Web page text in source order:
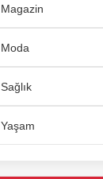
Magazin
Moda
Sağlık
Yaşam